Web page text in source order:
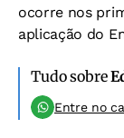
ocorre nos
aplicação do
Tudo sobre
Entre no